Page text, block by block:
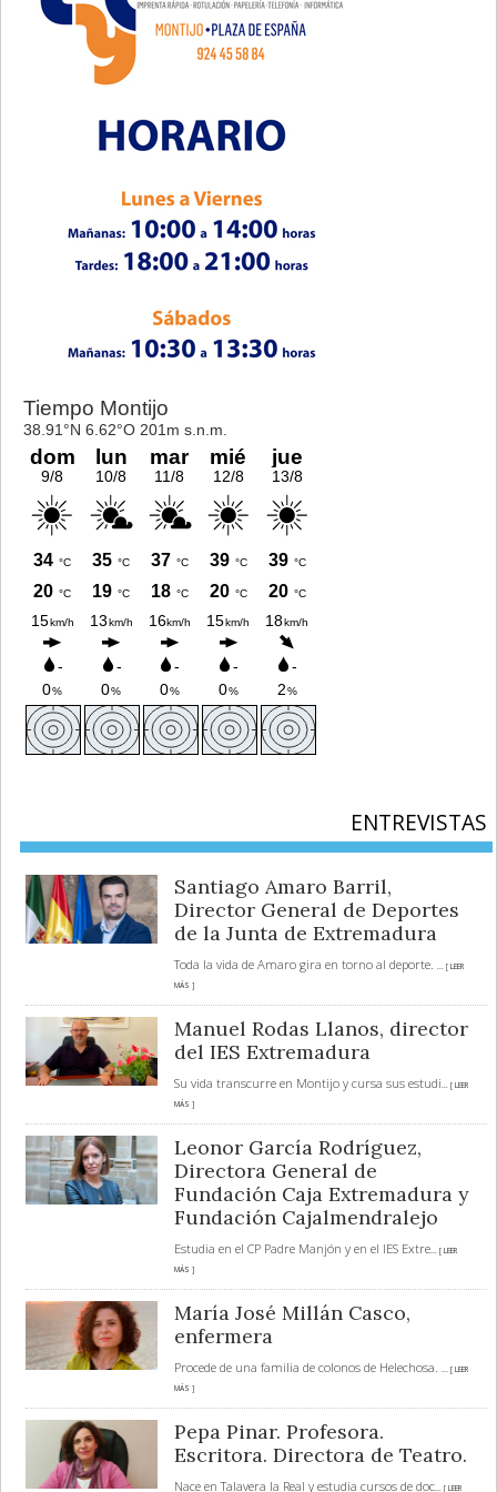
ENTREVISTAS
Santiago Amaro Barril,
Director General de Deportes
de la Junta de Extremadura
Toda la vida de Amaro gira en torno al deporte. ... [ LEER
MÁS ]
Manuel Rodas Llanos, director
del IES Extremadura
Su vida transcurre en Montijo y cursa sus estudi... [ LEER
MÁS ]
Leonor García Rodríguez,
Directora General de
Fundación Caja Extremadura y
Fundación Cajalmendralejo
Estudia en el CP Padre Manjón y en el IES Extre... [ LEER
MÁS ]
María José Millán Casco,
enfermera
Procede de una familia de colonos de Helechosa. ... [ LEER
MÁS ]
Pepa Pinar. Profesora.
Escritora. Directora de Teatro.
Nace en Talavera la Real y estudia cursos de doc... [ LEER